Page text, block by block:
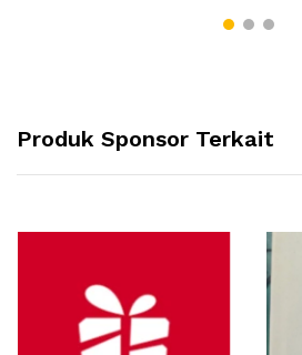
PS125
Produk Sponsor Terkait